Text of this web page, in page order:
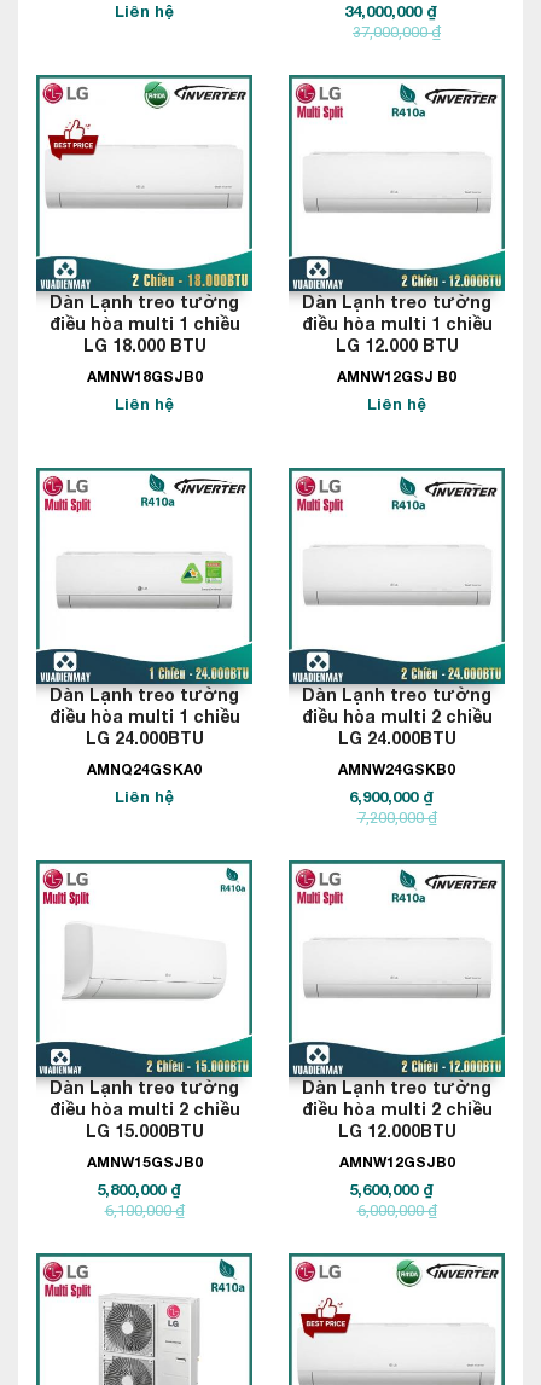
Liên hệ 34,000,000 ₫
37,000,000 ₫
Dàn Lạnh treo tường
điều hòa multi 1 chiều
LG 18.000 BTU
AMNW18GSJB0
Liên hệ
Dàn Lạnh treo tường
điều hòa multi 1 chiều
LG 12.000 BTU
AMNW12GSJ B0
Liên hệ
Dàn Lạnh treo tường
điều hòa multi 1 chiều
LG 24.000BTU
AMNQ24GSKA0
Liên hệ
Dàn Lạnh treo tường
điều hòa multi 2 chiều
LG 24.000BTU
AMNW24GSKB0
6,900,000 ₫
7,200,000 ₫
Dàn Lạnh treo tường
điều hòa multi 2 chiều
LG 15.000BTU
AMNW15GSJB0
5,800,000 ₫
6,100,000 ₫
Dàn Lạnh treo tường
điều hòa multi 2 chiều
LG 12.000BTU
AMNW12GSJB0
5,600,000 ₫
6,000,000 ₫